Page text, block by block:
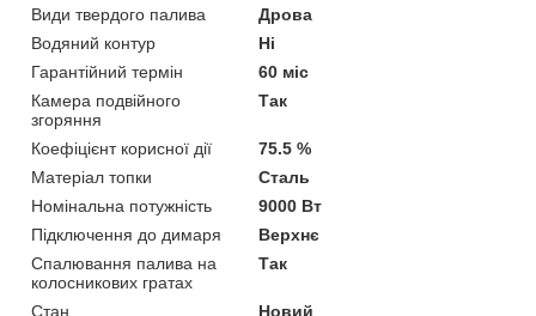
Види твердого палива
Дрова
Водяний контур
Ні
Гарантійний термін
60 міс
Камера подвійного
згоряння
Так
Коефіцієнт корисної дії
75.5 %
Матеріал топки
Сталь
Номінальна потужність
9000 Вт
Підключення до димаря
Верхнє
Спалювання палива на
колосникових гратах
Так
Стан
Новий